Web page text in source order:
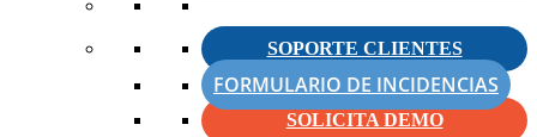
SOPORTE CLIENTES
FORMULARIO DE INCIDENCIAS
SOLICITA DEMO